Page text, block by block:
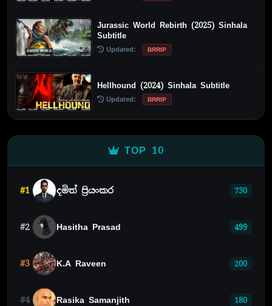
Jurassic World Rebirth (2025) Sinhala
Subtitle
Updated: BRRIP
Hellhound (2024) Sinhala Subtitle
Updated: BRRIP
TOP 10
#1 දමිත් ප්‍රියංකර 730
#2 Hasitha Prasad 499
#3 K.A Raveen 200
#4 Rasika Samanjith 180